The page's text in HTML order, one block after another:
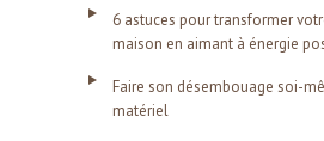
6 astuces pour transformer
maison en aimant à énergie
Faire son désembouage soi-
matériel